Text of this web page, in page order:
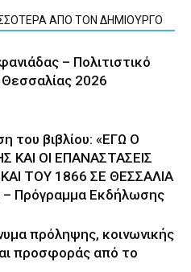
ΑΠΟ ΤΟΝ ΔΗΜΙΟΥΡΓΟ
– Πολιτιστικό
Θεσσαλίας 2026
του βιβλίου: «ΕΓΩ Ο
ΚΑΙ ΟΙ ΕΠΑΝΑΣΤΑΣΕΙΣ
ΤΟΥ 1866 ΣΕ ΘΕΣΣΑΛΙΑ
– Πρόγραμμα Εκδήλωσης
πρόληψης, κοινωνικής
προσφοράς από το